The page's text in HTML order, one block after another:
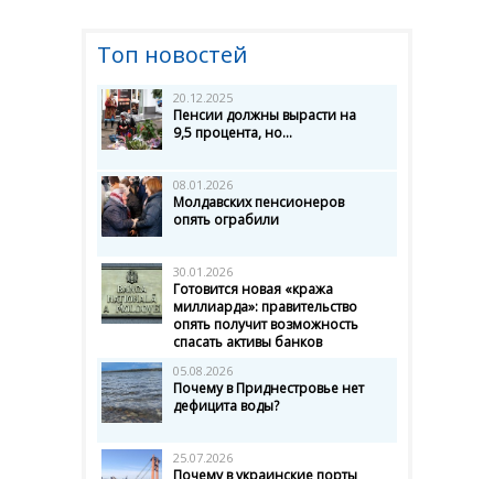
Топ новостей
20.12.2025
Пенсии должны вырасти на
9,5 процента, но...
08.01.2026
Молдавских пенсионеров
опять ограбили
30.01.2026
Готовится новая «кража
миллиарда»: правительство
опять получит возможность
спасать активы банков
05.08.2026
Почему в Приднестровье нет
дефицита воды?
25.07.2026
Почему в украинские порты